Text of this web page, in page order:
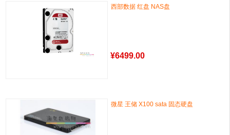
西部数据 红盘 NAS盘
¥6499.00
微星 王储 X100 sata 固态硬盘